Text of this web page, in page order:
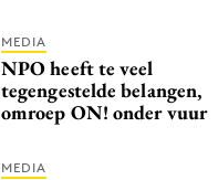
MEDIA
NPO heeft te veel
tegengestelde belangen,
omroep ON! onder vuur
MEDIA